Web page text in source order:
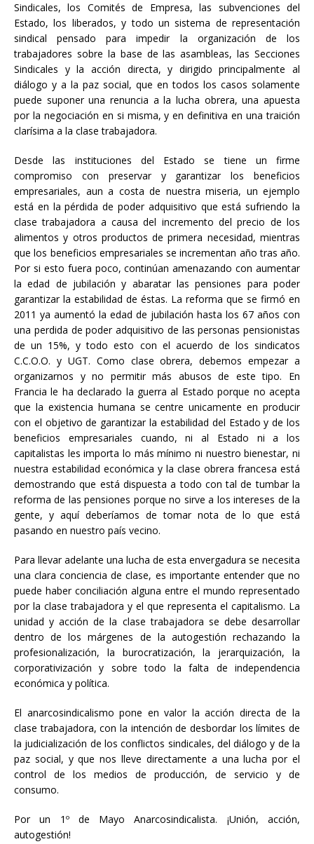
Sindicales, los Comités de Empresa, las subvenciones del
Estado, los liberados, y todo un sistema de representación
sindical pensado para impedir la organización de los
trabajadores sobre la base de las asambleas, las Secciones
Sindicales y la acción directa, y dirigido principalmente al
diálogo y a la paz social, que en todos los casos solamente
puede suponer una renuncia a la lucha obrera, una apuesta
por la negociación en si misma, y en definitiva en una traición
clarísima a la clase trabajadora.
Desde las instituciones del Estado se tiene un firme
compromiso con preservar y garantizar los beneficios
empresariales, aun a costa de nuestra miseria, un ejemplo
está en la pérdida de poder adquisitivo que está sufriendo la
clase trabajadora a causa del incremento del precio de los
alimentos y otros productos de primera necesidad, mientras
que los beneficios empresariales se incrementan año tras año.
Por si esto fuera poco, continúan amenazando con aumentar
la edad de jubilación y abaratar las pensiones para poder
garantizar la estabilidad de éstas. La reforma que se firmó en
2011 ya aumentó la edad de jubilación hasta los 67 años con
una perdida de poder adquisitivo de las personas pensionistas
de un 15%, y todo esto con el acuerdo de los sindicatos
C.C.O.O. y UGT. Como clase obrera, debemos empezar a
organizarnos y no permitir más abusos de este tipo. En
Francia le ha declarado la guerra al Estado porque no acepta
que la existencia humana se centre unicamente en producir
con el objetivo de garantizar la estabilidad del Estado y de los
beneficios empresariales cuando, ni al Estado ni a los
capitalistas les importa lo más mínimo ni nuestro bienestar, ni
nuestra estabilidad económica y la clase obrera francesa está
demostrando que está dispuesta a todo con tal de tumbar la
reforma de las pensiones porque no sirve a los intereses de la
gente, y aquí deberíamos de tomar nota de lo que está
pasando en nuestro país vecino.
Para llevar adelante una lucha de esta envergadura se necesita
una clara conciencia de clase, es importante entender que no
puede haber conciliación alguna entre el mundo representado
por la clase trabajadora y el que representa el capitalismo. La
unidad y acción de la clase trabajadora se debe desarrollar
dentro de los márgenes de la autogestión rechazando la
profesionalización, la burocratización, la jerarquización, la
corporativización y sobre todo la falta de independencia
económica y política.
El anarcosindicalismo pone en valor la acción directa de la
clase trabajadora, con la intención de desbordar los límites de
la judicialización de los conflictos sindicales, del diálogo y de la
paz social, y que nos lleve directamente a una lucha por el
control de los medios de producción, de servicio y de
consumo.
Por un 1º de Mayo Anarcosindicalista. ¡Unión, acción,
autogestión!